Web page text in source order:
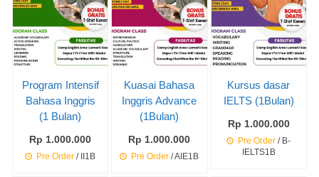
Program Intensif
Bahasa Inggris
(1 Bulan)
Rp 1.000.000
Pre Order / II1B
Kuasai Bahasa
Inggris Advance
(1Bulan)
Rp 1.000.000
Pre Order / AIE1B
Kursus dasar
IELTS (1Bulan)
Rp 1.000.000
Pre Order / B-
IELTS1B